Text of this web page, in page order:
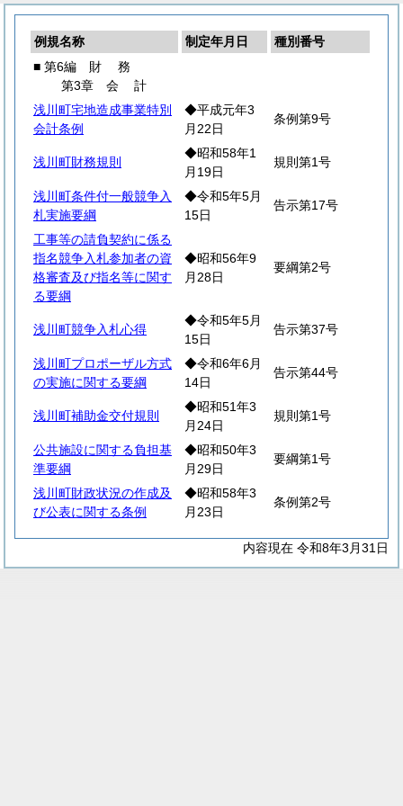
例規名称 制定年月日
種別番号
■ 第6編 財 務
第3章 会計
浅川町宅地造成事業特別
会計条例
◆平成元年3
月22日
条例第9号
浅川町財務規則
◆昭和58年1
月19日
規則第1号
浅川町条件付一般競争入
札実施要綱
◆令和5年5月
15日
告示第17号
工事等の請負契約に係る
指名競争入札参加者の資
格審査及び指名等に関す
る要綱
◆昭和56年9
月28日
要綱第2号
浅川町競争入札心得
◆令和5年5月
15日
告示第37号
浅川町プロポーザル方式
の実施に関する要綱
◆令和6年6月
14日
告示第44号
浅川町補助金交付規則
◆昭和51年3
月24日
規則第1号
公共施設に関する負担基
準要綱
◆昭和50年3
月29日
要綱第1号
浅川町財政状況の作成及
び公表に関する条例
◆昭和58年3
月23日
条例第2号
内容現在 令和8年3月31日